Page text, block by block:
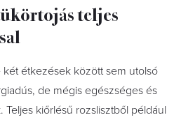
teljes
étkezések között sem utolsó
de mégis egészséges és
kiőrlésű rozslisztből például